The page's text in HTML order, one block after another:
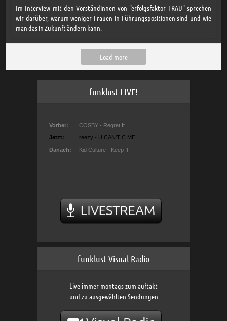
Im Interview mit den Vorständinnen von "erfolgsfaktor FRAU" sprechen
wir darüber, warum weniger Frauen in Führungspositionen sind und wie
man das in Zukunft ändern kann.
Load more
funklust LIVE!
funklust Visual Radio
Live immer montags zum auftakt
und zu ausgewählten Sendungen